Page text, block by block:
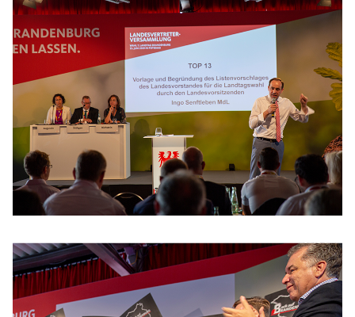
WICHTIGE BESCHLÜSSE DER CDU BRANDENBURG
75 JAHRE CDU BRANDENBURG
PRESSE
SPENDEN
Mitglied werden